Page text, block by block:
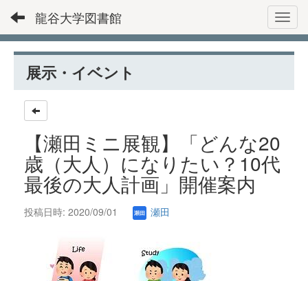
龍谷大学図書館
展示・イベント
【瀬田ミニ展観】「どんな20
歳（大人）になりたい？10代
最後の大人計画」開催案内
投稿日時: 2020/09/01 瀬田